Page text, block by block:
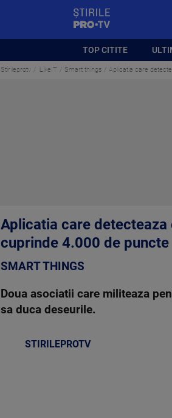
TOP CITITE
Stirileprotv iLikeIT Smart things Aplicatia care
Aplicatia care
cuprinde 4.000 de puncte
SMART THINGS
Doua asociatii care militeaza
sa duca deseurile.
STIRILEPROTV